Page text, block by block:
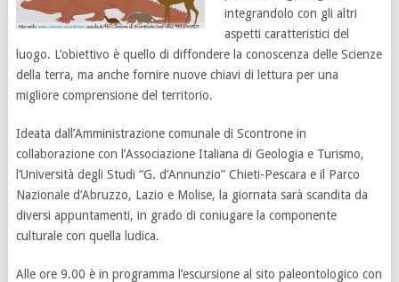
integrandolo con gli altri
aspetti caratteristici del
luogo. L’obiettivo è quello di diffondere la conoscenza delle Scienze
della terra, ma anche fornire nuove chiavi di lettura per una
migliore comprensione del territorio.
Ideata dall’Amministrazione comunale di Scontrone in
collaborazione con l’Associazione Italiana di Geologia e Turismo,
l’Università degli Studi “G. d’Annunzio” Chieti-Pescara e il Parco
Nazionale d’Abruzzo, Lazio e Molise, la giornata sarà scandita da
diversi appuntamenti, in grado di coniugare la componente
culturale con quella ludica.
Alle ore 9.00 è in programma l’escursione al sito paleontologico con